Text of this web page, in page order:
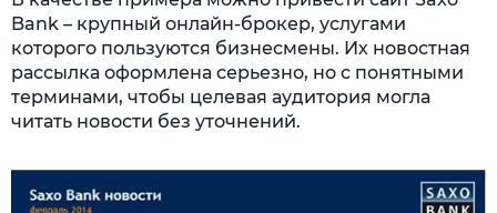
Bank – крупный онлайн-брокер, услугами
которого пользуются бизнесмены. Их новостная
рассылка оформлена серьезно, но с понятными
терминами, чтобы целевая аудитория могла
читать новости без уточнений.